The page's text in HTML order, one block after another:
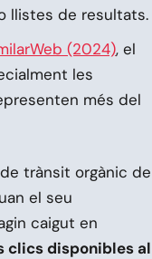
llistes de resultats.
(2024), el
les
més del
trànsit orgànic de
el seu
caigut en
clics disponibles al